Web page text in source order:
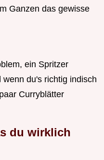
Ganzen das gewisse
ein Spritzer
du's richtig indisch
Curryblätter
du wirklich